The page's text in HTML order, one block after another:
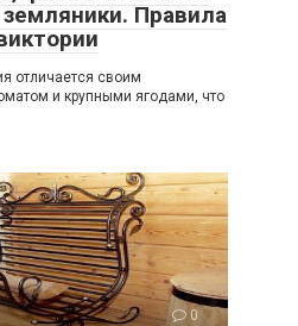
Правила
отличается своим
и крупными ягодами, что
0